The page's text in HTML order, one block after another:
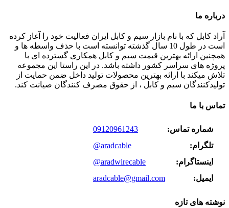
درباره ما
آراد کابل که با نام بازار سیم و کابل ایران فعالیت خود را آغاز کرده
است در طول 10 سال گذشته توانسته است با حذف واسطه ها و
همچنین ارائه بهترین قیمت سیم و کابل همکاری گسترده ای با
پروژه های سراسر کشور داشته باشد. در این راستا این مجموعه
تلاش میکند با ارائه بهترین محصولات تولید داخل ضمن حمایت از
تولیدکنندگان سیم و کابل ، از حقوق مصرف کنندگان صیانت کند.
تماس با ما
شماره تماس:
09120961243
تلگرام:
@aradcable
اینستاگرام:
@aradwirecable
ایمیل:
aradcable@gmail.com
نوشته های تازه